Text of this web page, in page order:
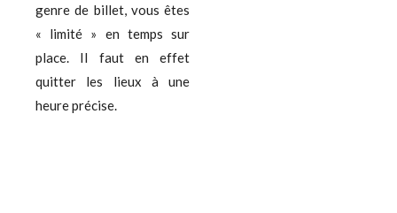
genre de billet, vous êtes
« limité » en temps sur
place. Il faut en effet
quitter les lieux à une
heure précise.